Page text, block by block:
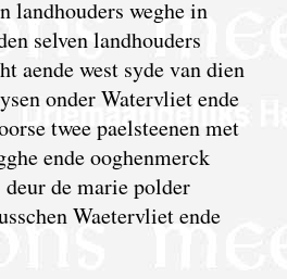
landhouders weghe in
selven landhouders
aende west syde van dien
onder Watervliet ende
twee paelsteenen met
ende ooghenmerck
de marie polder
Waetervliet ende